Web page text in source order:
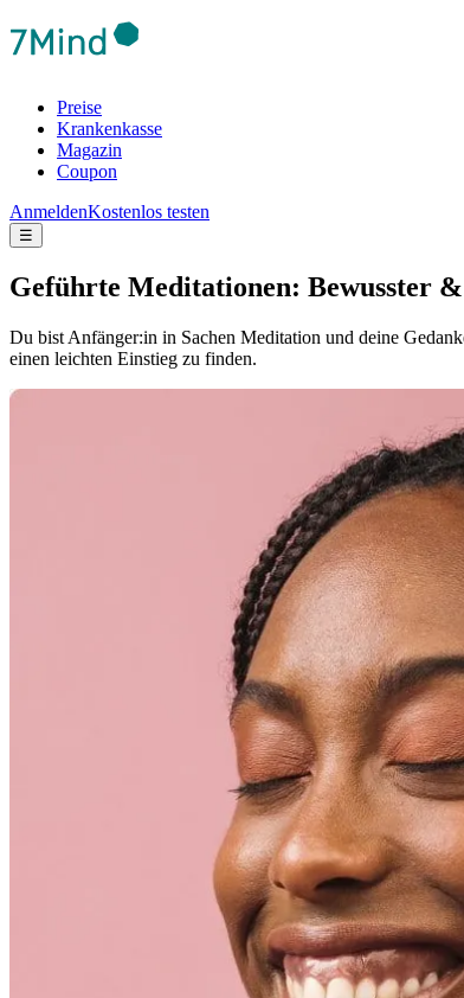
Preise
Krankenkasse
Magazin
Coupon
AnmeldenKostenlos testen
☰
Geführte Meditationen: Bewusster
Du bist Anfänger:in in Sachen Meditation und deine
einen leichten Einstieg zu finden.